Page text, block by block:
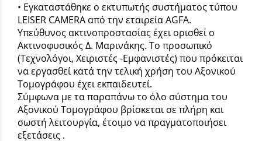
• Εγκαταστάθηκε ο εκτυπωτής συστήματος τύπου
LEISER CAMERA από την εταιρεία ΑGFΑ.
Υπεύθυνος ακτινοπροστασίας έχει ορισθεί ο
Ακτινοφυσικός Δ. Μαρινάκης. Το προσωπικό
(Τεχνολόγοι, Χειριστές -Εμφανιστές) που πρόκειται
να εργασθεί κατά την τελική χρήση του Αξονικού
Τομογράφου έχει εκπαιδευτεί.
Σύμφωνα με τα παραπάνω το όλο σύστημα του
Αξονικού Τομογράφου βρίσκεται σε πλήρη και
σωστή λειτουργία, έτοιμο να πραγματοποιήσει
εξετάσεις .